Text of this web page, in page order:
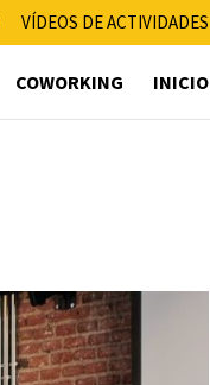
VÍDEOS DE ACTIVIDADES
COWORKING INICIO